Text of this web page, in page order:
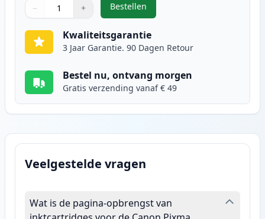
Gebruik de knoppen om aan te passen
− +
1
Bestellen
,2 stuks Canon CLI-571XL
Kwaliteitsgarantie
3 Jaar Garantie. 90 Dagen Retour
Bestel nu, ontvang morgen
Gratis verzending vanaf € 49
Veelgestelde vragen
Wat is de pagina-opbrengst van